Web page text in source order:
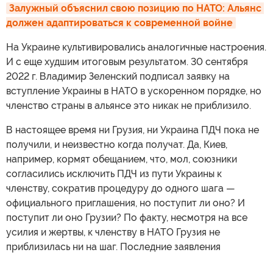
Залужный объяснил свою позицию по НАТО: Альянс
должен адаптироваться к современной войне
На Украине культивировались аналогичные настроения.
И с еще худшим итоговым результатом. 30 сентября
2022 г. Владимир Зеленский подписал заявку на
вступление Украины в НАТО в ускоренном порядке, но
членство страны в альянсе это никак не приблизило.
В настоящее время ни Грузия, ни Украина ПДЧ пока не
получили, и неизвестно когда получат. Да, Киев,
например, кормят обещанием, что, мол, союзники
согласились исключить ПДЧ из пути Украины к
членству, сократив процедуру до одного шага —
официального приглашения, но поступит ли оно? И
поступит ли оно Грузии? По факту, несмотря на все
усилия и жертвы, к членству в НАТО Грузия не
приблизилась ни на шаг. Последние заявления